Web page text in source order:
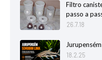
Filtro
passo a
26.7.18
18.2.25